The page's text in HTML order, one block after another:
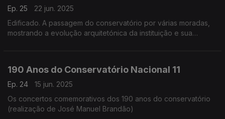
Ep. 25
22 jun. 2025
Edificado. A passagem do conservatório por várias moradas,
mostrando a evolução arquitetónica da instituição e sua
190 Anos do Conservatório Nacional 11
Ep. 24
15 jun. 2025
Os concertos comemorativos dos 190 anos do conservatório
(realização de José Manuel Brandão)